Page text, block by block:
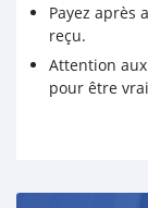
Payez après
reçu.
Attention
pour être